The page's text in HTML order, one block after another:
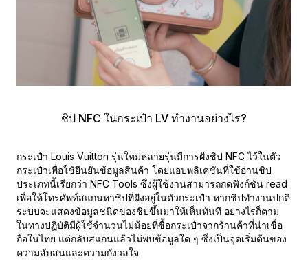
ชิป NFC ในกระเป๋า LV ทำงานอย่างไร?
กระเป๋า Louis Vuitton รุ่นใหม่หลายรุ่นมีการฝังชิป NFC ไว้ในตัว
กระเป๋าเพื่อใช้ยืนยันข้อมูลสินค้า โดยแอปพลิเคชันที่ใช้อ่านชิป
ประเภทนี้เรียกว่า NFC Tools ซึ่งผู้ใช้งานสามารถกดฟังก์ชัน read
เพื่อให้โทรศัพท์สแกนหาชิปที่ฝังอยู่ในตัวกระเป๋า หากชิปทำงานปกติ
ระบบจะแสดงข้อมูลชนิดของชิปขึ้นมาให้เห็นทันที อย่างไรก็ตาม
ในทางปฏิบัติมีผู้ใช้จำนวนไม่น้อยที่ซื้อกระเป๋าจากร้านค้าที่น่าเชื่อ
ถือในไทย แต่กลับสแกนแล้วไม่พบข้อมูลใด ๆ ซึ่งเป็นจุดเริ่มต้นของ
ความสับสนและความกังวลใจ